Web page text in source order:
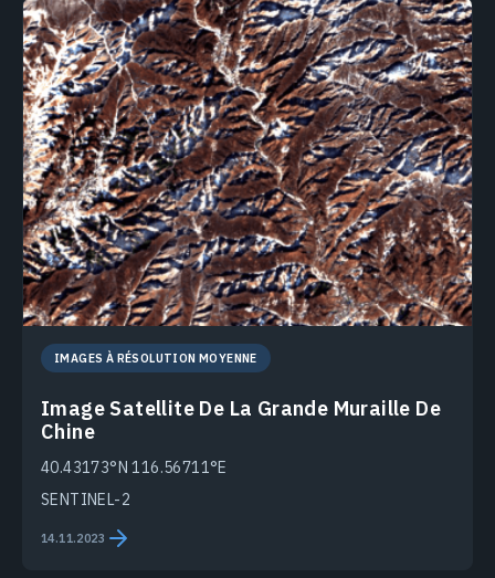
IMAGES À RÉSOLUTION MOYENNE
Image Satellite De La Grande Muraille De
Chine
40.43173°N 116.56711°E
SENTINEL-2
14.11.2023